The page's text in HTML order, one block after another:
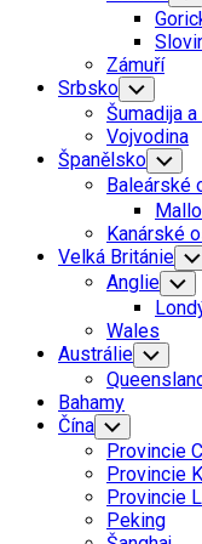
Zámuří
Srbsko Toggle
Child
Menu
Šumadija
Vojvodina
Španělsko Toggle
Child
Menu
Baleárské
Kanárské
Velká Británie
Anglie
Child
Wales
Austrálie Toggle
Child
Menu
Bahamy
Čína Toggle
Child
Menu
Provincie
Provincie
Provincie
Peking